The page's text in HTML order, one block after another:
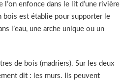
enfonce dans le lit d’une rivière
bois est établie pour supporter le
l’eau, une arche unique ou un
de bois (madriers). Sur les deux
dit : les murs. Ils peuvent